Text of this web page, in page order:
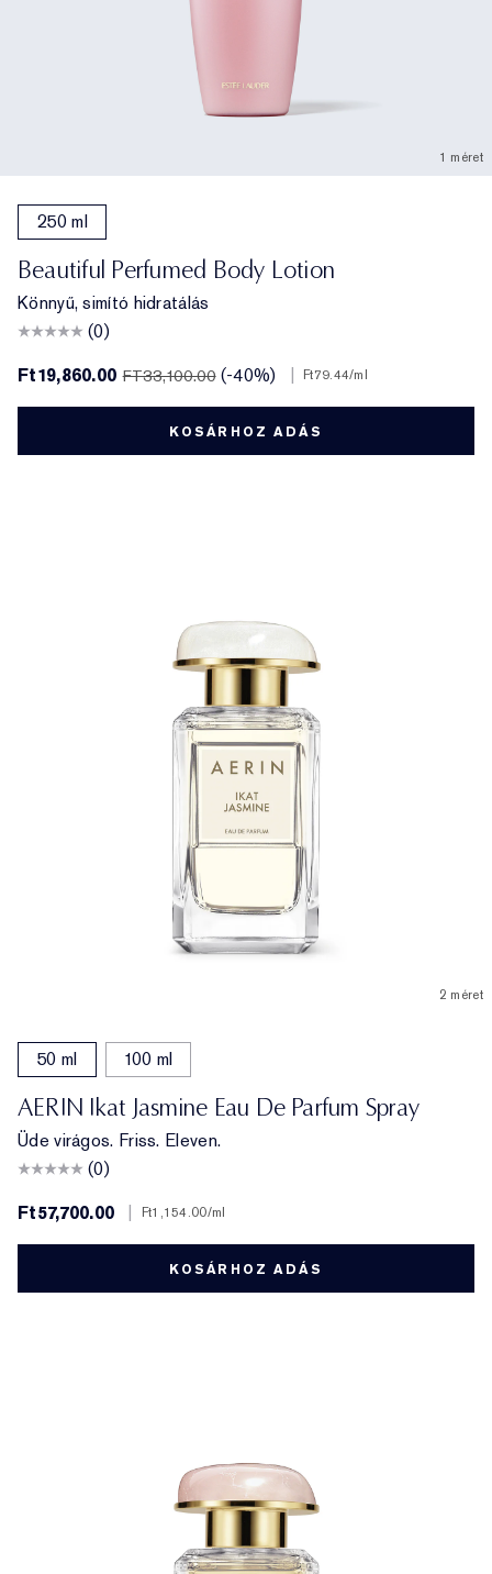
1 méret
250 ml
Beautiful Perfumed Body Lotion
Könnyű, simító hidratálás
(0)
Ft19,860.00FT33,100.00 (-40%) Ft79.44/ml
KOSÁRHOZ ADÁS
2 méret
50 ml 100 ml
AERIN Ikat Jasmine Eau De Parfum Spray
Üde virágos. Friss. Eleven.
(0)
Ft57,700.00
Ft1,154.00/ml
KOSÁRHOZ ADÁS